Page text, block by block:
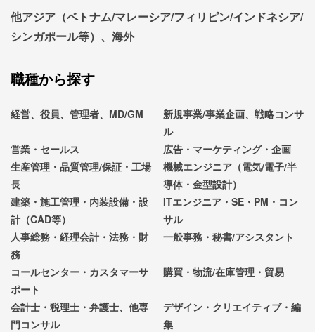
他アジア（ベトナム/マレーシア/フィリピン/インドネシア/
シンガポール等）、海外
職種から探す
経営、役員、管理者、MD/GM
新規事業/事業企画、戦略コンサ
ル
営業・セールス
広告・マーケティング・企画
生産管理・品質管理/保証・工場
長
機械エンジニア（電気/電子/半
導体・金型設計）
建築・施工管理・内装設備・設
計（CAD等）
ITエンジニア・SE・PM・コン
サル
人事総務・経理会計・法務・財
務
一般事務・秘書/アシスタント
コールセンター・カスタマーサ
ポート
購買・物流/在庫管理・貿易
会計士・税理士・弁護士、他専
門コンサル
デザイン・クリエイティブ・編
集